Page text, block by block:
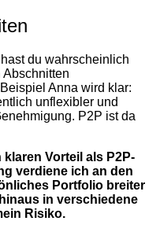
du wahrscheinlich
Anna wird klar:
unflexibler und
P2P ist da
Vorteil als P2P-
verdiene ich an den
Portfolio breiter
in verschiedene
Risiko.